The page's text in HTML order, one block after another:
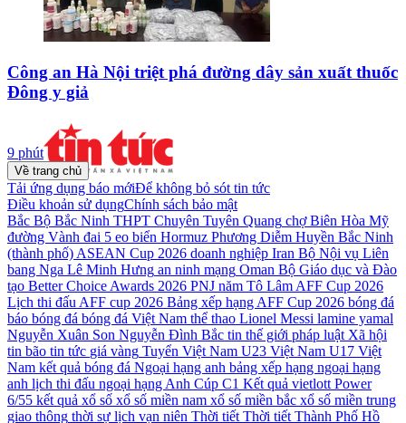
Công an Hà Nội triệt phá đường dây sản xuất thuốc
Đông y giả
9 phút
Về trang chủ
Tải ứng dụng báo mớiĐể không bỏ sót tin tức
Điều khoản sử dụngChính sách bảo mật
Bắc Bộ Bắc Ninh THPT Chuyên Tuyên Quang chợ Biên Hòa Mỹ
đường Vành đai 5 eo biển Hormuz Phương Diễm Huyền Bắc Ninh
(thành phố) ASEAN Cup 2026 doanh nghiệp Iran Bộ Nội vụ Liên
bang Nga Lê Minh Hưng an ninh mạng Oman Bộ Giáo dục và Đào
tạo Better Choice Awards 2026 PNJ năm Tô Lâm AFF Cup 2026
Lịch thi đấu AFF cup 2026 Bảng xếp hạng AFF Cup 2026 bóng đá
báo bóng đá bóng đá Việt Nam thể thao Lionel Messi lamine yamal
Nguyễn Xuân Son Nguyễn Đình Bắc tin thế giới pháp luật Xã hội
tin bão tin tức giá vàng Tuyển Việt Nam U23 Việt Nam U17 Việt
Nam kết quả bóng đá Ngoại hạng anh bảng xếp hạng ngoại hạng
anh lịch thi đấu ngoại hạng Anh Cúp C1 Kết quả vietlott Power
6/55 kết quả xổ số xổ số miền nam xổ số miền bắc xổ số miền trung
giao thông thời sự lịch vạn niên Thời tiết Thời tiết Thành Phố Hồ